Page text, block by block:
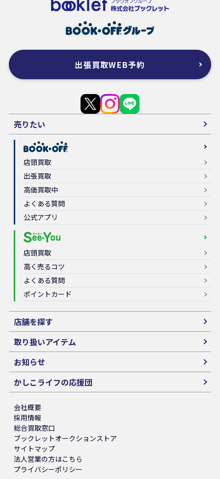
出張買取WEB予約
売りたい
店頭買取
出張買取
高価買取中
よくある質問
公式アプリ
店頭買取
高く売るコツ
よくある質問
ポイントカード
店舗を探す
取り扱いアイテム
お知らせ
かしこライフの応援団
会社概要
採用情報
総合買取窓口
ブックレットオークションストア
サイトマップ
法人営業の方はこちら
プライバシーポリシー